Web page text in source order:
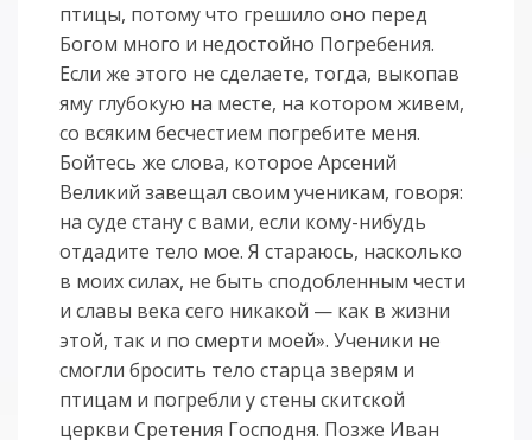
птицы, потому что грешило оно перед
Богом много и недостойно Погребения.
Если же этого не сделаете, тогда, выкопав
яму глубокую на месте, на котором живем,
со всяким бесчестием погребите меня.
Бойтесь же слова, которое Арсений
Великий завещал своим ученикам, говоря:
на суде стану с вами, если кому-нибудь
отдадите тело мое. Я стараюсь, насколько
в моих силах, не быть сподобленным чести
и славы века сего никакой — как в жизни
этой, так и по смерти моей». Ученики не
смогли бросить тело старца зверям и
птицам и погребли у стены скитской
церкви Сретения Господня. Позже Иван